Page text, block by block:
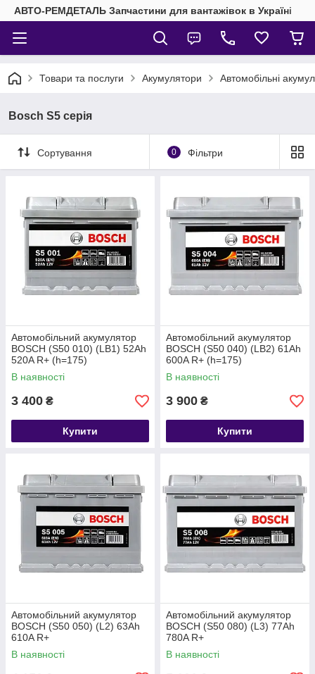
АВТО-РЕМДЕТАЛЬ Запчастини для вантажівок в Україні
Товари та послуги Акумулятори Автомобільні
Bosch S5 серія
Сортування 0 Фільтри
Автомобільний акумулятор
BOSCH (S50 010) (LB1) 52Ah
520A R+ (h=175)
В наявності
3 400 ₴
Купити
Автомобільний акумулятор
BOSCH (S50 040) (LB2) 61Ah
600A R+ (h=175)
В наявності
3 900 ₴
Купити
Автомобільний акумулятор
BOSCH (S50 050) (L2) 63Ah
610A R+
В наявності
Автомобільний акумулятор
BOSCH (S50 080) (L3) 77Ah
780A R+
В наявності